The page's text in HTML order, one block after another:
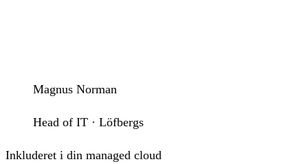
Magnus Norman
Head of IT · Löfbergs
Inkluderet i din managed cloud